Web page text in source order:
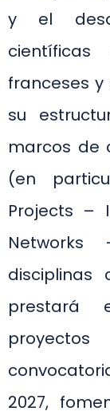
y el
franceses y
su
marcos de
(en
Projects –
disciplinas
prestará
2027,